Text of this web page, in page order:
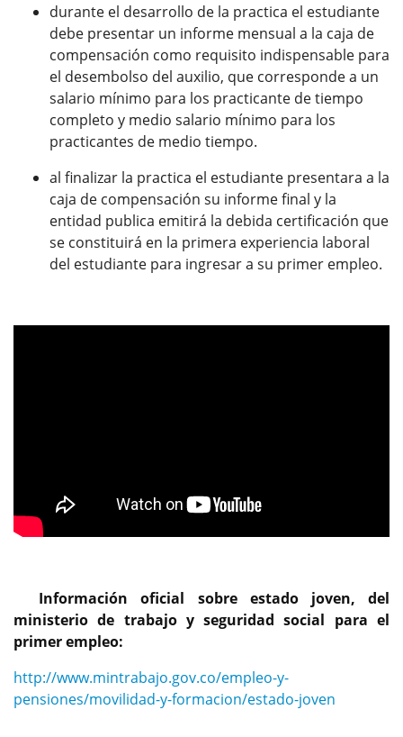
durante el desarrollo de la practica el estudiante
debe presentar un informe mensual a la caja de
compensación como requisito indispensable para
el desembolso del auxilio, que corresponde a un
salario mínimo para los practicante de tiempo
completo y medio salario mínimo para los
practicantes de medio tiempo.
al finalizar la practica el estudiante presentara a la
caja de compensación su informe final y la
entidad publica emitirá la debida certificación que
se constituirá en la primera experiencia laboral
del estudiante para ingresar a su primer empleo.
Información oficial sobre estado joven, del
ministerio de trabajo y seguridad social para el
primer empleo:
http://www.mintrabajo.gov.co/empleo-y-
pensiones/movilidad-y-formacion/estado-joven